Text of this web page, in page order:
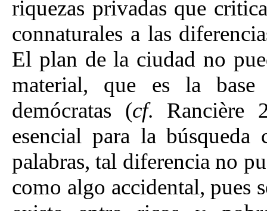
riquezas privadas que
connaturales a las
El plan de la ciudad no
material, que es la
demócratas (cf. Rancière
esencial para la
palabras, tal diferencia no
como algo accidental, pues